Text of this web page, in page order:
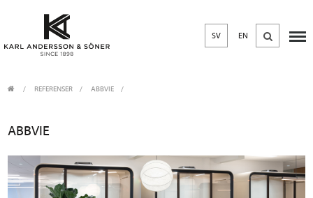
SV EN
REFERENSER ABBVIE
ABBVIE